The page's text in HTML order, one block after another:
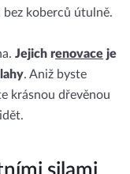
koberců útulně.
Jejich renovaceje
. Aniž byste
krásnou dřevěnou